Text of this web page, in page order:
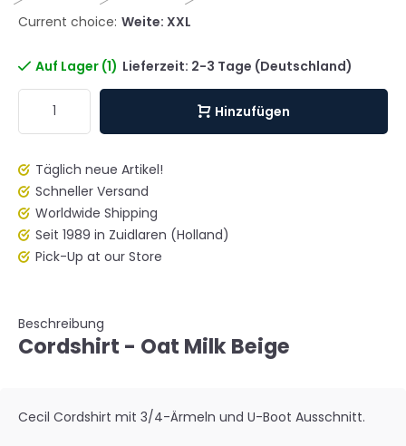
Current choice: Weite: XXL
Auf Lager (1) Lieferzeit: 2-3 Tage (Deutschland)
Hinzufügen
Täglich neue Artikel!
Schneller Versand
Worldwide Shipping
Seit 1989 in Zuidlaren (Holland)
Pick-Up at our Store
Beschreibung
Cordshirt - Oat Milk Beige
Cecil Cordshirt mit 3/4-Ärmeln und U-Boot Ausschnitt.